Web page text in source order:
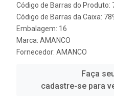
Código de Barras do Produto:
Código de Barras da Caixa:
Embalagem: 16
Marca: AMANCO
Fornecedor: AMANCO
Faça
cadastre-se para